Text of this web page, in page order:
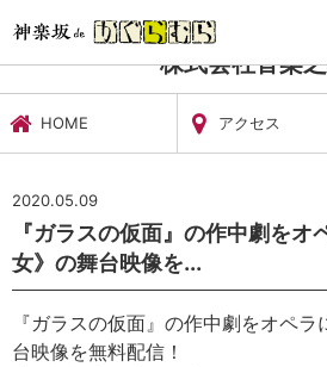
文化施設・ギャラリー
株式会社音楽
HOME アクセス
2020.05.09
『ガラスの仮面』の作中劇をオ
女》の舞台映像を...
『ガラスの仮面』の作中劇をオペ
台映像を無料配信！